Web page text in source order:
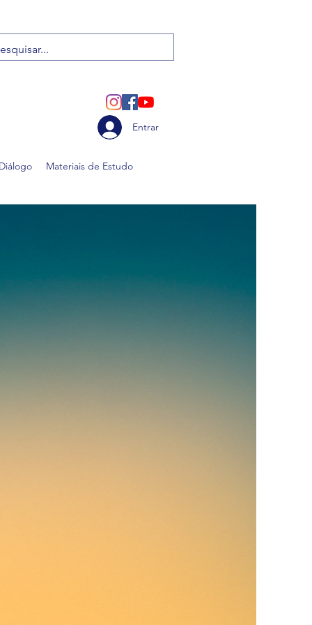
Entrar
Materiais de Estudo